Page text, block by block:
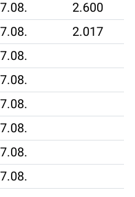
2.600
2.017